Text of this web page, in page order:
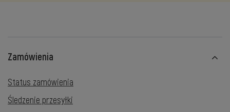
Zamówienia
Status zamówienia
Śledzenie przesyłki